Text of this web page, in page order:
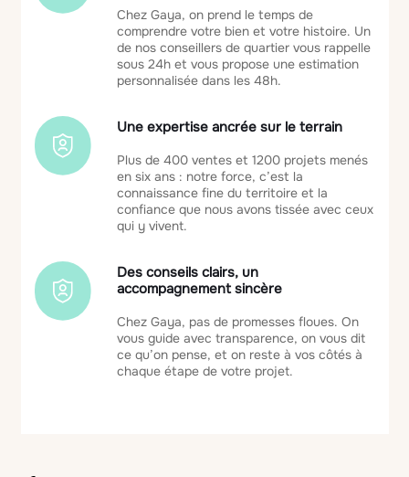
Chez Gaya, on prend le temps de
comprendre votre bien et votre histoire. Un
de nos conseillers de quartier vous rappelle
sous 24h et vous propose une estimation
personnalisée dans les 48h.
Une expertise ancrée sur le terrain
Plus de 400 ventes et 1200 projets menés
en six ans : notre force, c’est la
connaissance fine du territoire et la
confiance que nous avons tissée avec ceux
qui y vivent.
Des conseils clairs, un
accompagnement sincère
Chez Gaya, pas de promesses floues. On
vous guide avec transparence, on vous dit
ce qu’on pense, et on reste à vos côtés à
chaque étape de votre projet.